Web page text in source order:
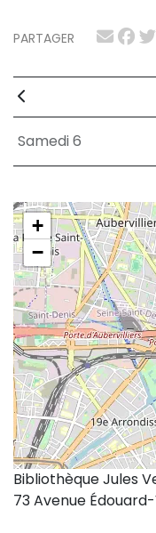
PARTAGER
Samedi 6
+
−
Bibliothèque Jules
73 Avenue